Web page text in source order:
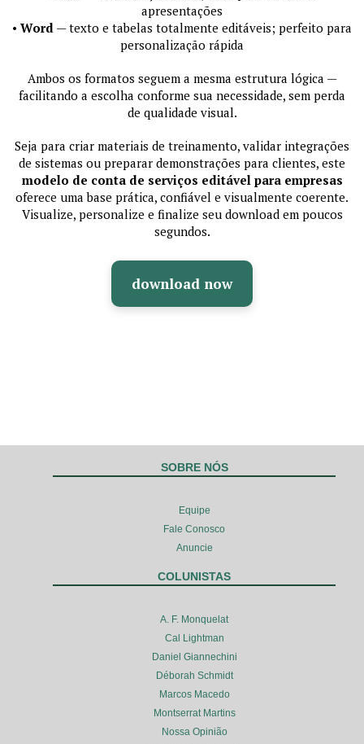
apresentações
• Word — texto e tabelas totalmente editáveis; perfeito para
personalização rápida
Ambos os formatos seguem a mesma estrutura lógica —
facilitando a escolha conforme sua necessidade, sem perda
de qualidade visual.
Seja para criar materiais de treinamento, validar integrações
de sistemas ou preparar demonstrações para clientes, este
modelo de conta de serviços editável para empresas
oferece uma base prática, confiável e visualmente coerente.
Visualize, personalize e finalize seu download em poucos
segundos.
download now
SOBRE NÓS
Equipe
Fale Conosco
Anuncie
COLUNISTAS
A. F. Monquelat
Cal Lightman
Daniel Giannechini
Déborah Schmidt
Marcos Macedo
Montserrat Martins
Nossa Opinião